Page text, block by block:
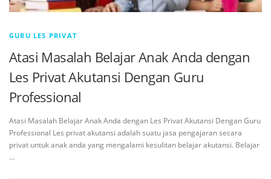
GURU LES PRIVAT
Atasi Masalah Belajar Anak Anda dengan
Les Privat Akutansi Dengan Guru
Professional
Atasi Masalah Belajar Anak Anda dengan Les Privat Akutansi Dengan Guru
Professional Les privat akutansi adalah suatu jasa pengajaran secara
privat untuk anak anda yang mengalami kesulitan belajar akutansi. Belajar
…